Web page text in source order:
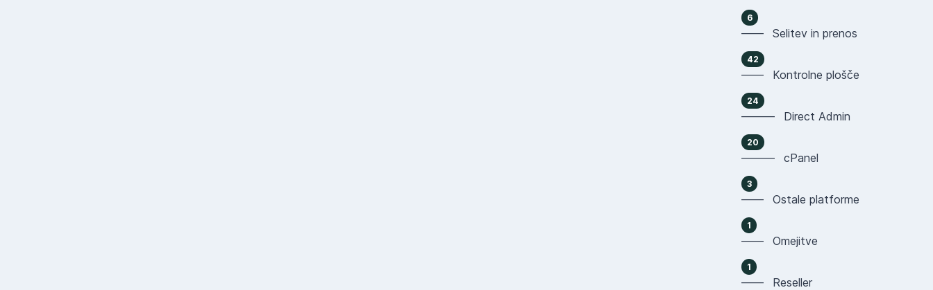
6
—— Selitev in prenos
42
—— Kontrolne plošče
24
——— Direct Admin
20
——— cPanel
3
—— Ostale platforme
1
—— Omejitve
1
—— Reseller